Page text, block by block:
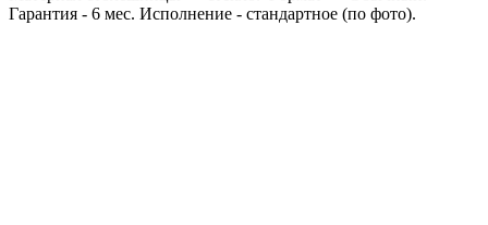
Гарантия - 6 мес. Исполнение - стандартное (по фото).